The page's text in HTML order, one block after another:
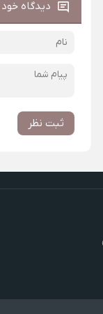
دیدگاه خود
ثبت نظر